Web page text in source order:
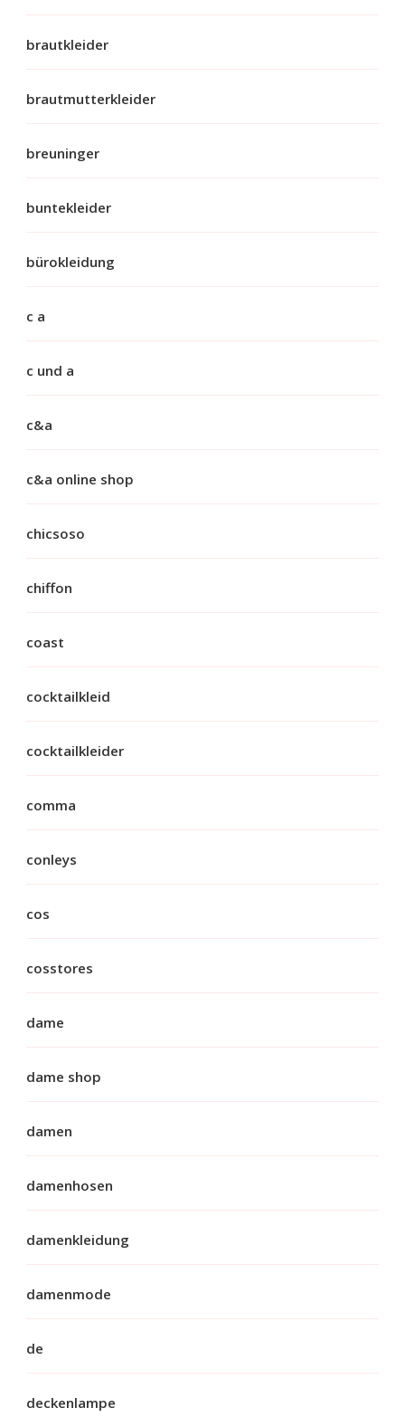
brautkleider
brautmutterkleider
breuninger
buntekleider
bürokleidung
c a
c und a
c&a
c&a online shop
chicsoso
chiffon
coast
cocktailkleid
cocktailkleider
comma
conleys
cos
cosstores
dame
dame shop
damen
damenhosen
damenkleidung
damenmode
de
deckenlampe